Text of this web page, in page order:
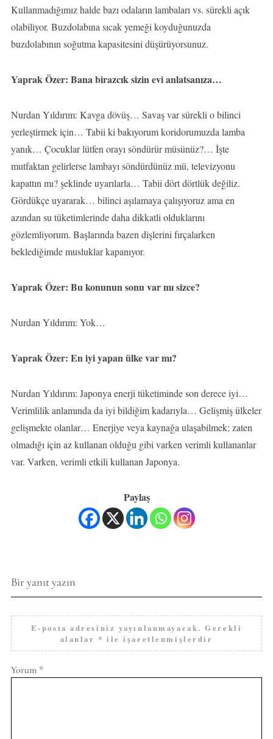
Kullanmadığımız halde bazı odaların lambaları vs. sürekli açık
olabiliyor. Buzdolabına sıcak yemeği koyduğunuzda
buzdolabının soğutma kapasitesini düşürüyorsunuz.
Yaprak Özer: Bana birazcık sizin evi anlatsanıza…
Nurdan Yıldırım: Kavga dövüş… Savaş var sürekli o bilinci
yerleştirmek için… Tabii ki bakıyorum koridorumuzda lamba
yanık… Çocuklar lütfen orayı söndürür müsünüz?… İşte
mutfaktan gelirlerse lambayı söndürdünüz mü, televizyonu
kapattın mı? şeklinde uyarılarla… Tabii dört dörtlük değiliz.
Gördükçe uyararak… bilinci aşılamaya çalışıyoruz ama en
azından su tüketimlerinde daha dikkatli olduklarını
gözlemliyorum. Başlarında bazen dişlerini fırçalarken
beklediğimde musluklar kapanıyor.
Yaprak Özer: Bu konunun sonu var mı sizce?
Nurdan Yıldırım: Yok…
Yaprak Özer: En iyi yapan ülke var mı?
Nurdan Yıldırım: Japonya enerji tüketiminde son derece iyi…
Verimlilik anlamında da iyi bildiğim kadarıyla… Gelişmiş ülkeler
gelişmekte olanlar… Enerjiye veya kaynağa ulaşabilmek; zaten
olmadığı için az kullanan olduğu gibi varken verimli kullananlar
var. Varken, verimli etkili kullanan Japonya.
Paylaş
Bir yanıt yazın
E-posta adresiniz yayınlanmayacak. Gerekli
alanlar * ile işaretlenmişlerdir
Yorum *